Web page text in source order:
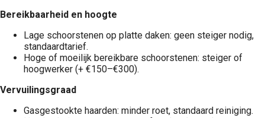
Bereikbaarheid en hoogte
Lage schoorstenen op platte daken: geen steiger nodig,
standaardtarief.
Hoge of moeilijk bereikbare schoorstenen: steiger of
hoogwerker (+ €150–€300).
Vervuilingsgraad
Gasgestookte haarden: minder roet, standaard reiniging.